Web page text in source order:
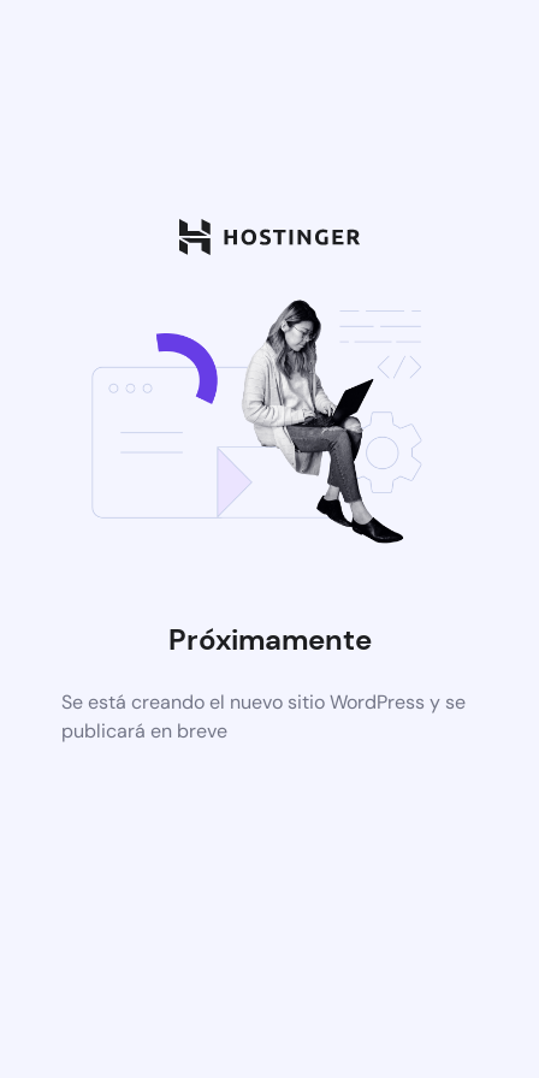
Próximamente
Se está creando el nuevo sitio WordPress y se
publicará en breve